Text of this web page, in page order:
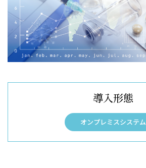
導入形態
オンプレミスシステム